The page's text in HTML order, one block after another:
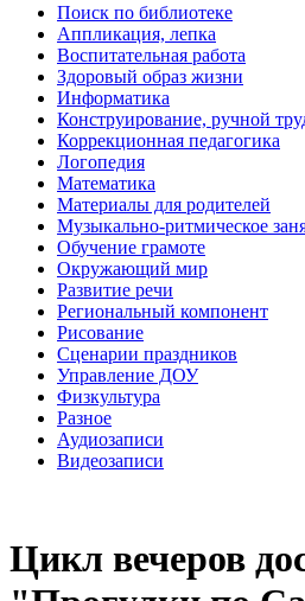
Поиск по библиотеке
Аппликация, лепка
Воспитательная работа
Здоровый образ жизни
Информатика
Конструирование, ручной
Коррекционная педагогика
Логопедия
Математика
Материалы для родителей
Музыкально-ритмическое
Обучение грамоте
Окружающий мир
Развитие речи
Региональный компонент
Рисование
Сценарии праздников
Управление ДОУ
Физкультура
Разное
Аудиозаписи
Видеозаписи
Цикл вечеров